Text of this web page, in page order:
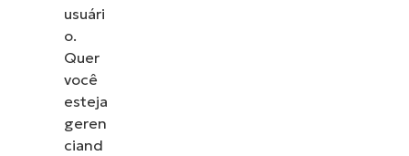
usuári
o.
Quer
você
esteja
geren
ciand